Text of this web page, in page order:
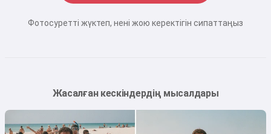
Фотосуретті жүктеп, нені жою керектігін сипаттаңыз
Жасалған кескіндердің мысалдары